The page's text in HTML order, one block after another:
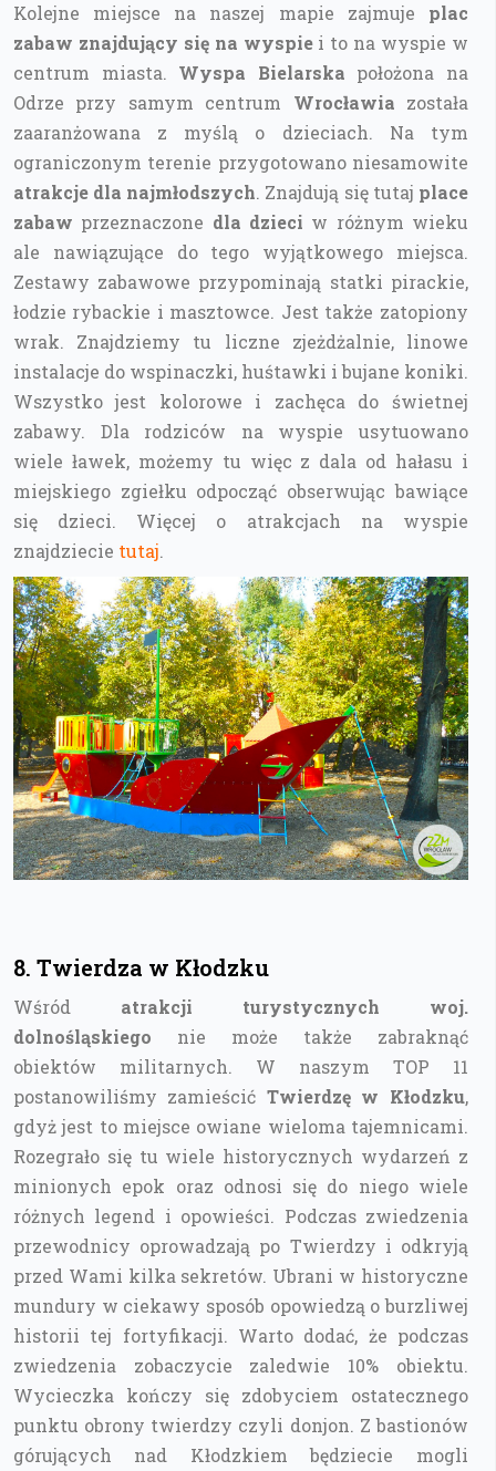
Kolejne miejsce na naszej mapie zajmuje plac
zabaw znajdujący się na wyspiei to na wyspie w
centrum miasta. Wyspa Bielarska położona na
Odrze przy samym centrum Wrocławia została
zaaranżowana z myślą o dzieciach. Na tym
ograniczonym terenie przygotowano niesamowite
atrakcje dla najmłodszych. Znajdują się tutaj place
zabaw przeznaczone dla dzieci w różnym wieku
ale nawiązujące do tego wyjątkowego miejsca.
Zestawy zabawowe przypominają statki pirackie,
łodzie rybackie i masztowce. Jest także zatopiony
wrak. Znajdziemy tu liczne zjeżdżalnie, linowe
instalacje do wspinaczki, huśtawki i bujane koniki.
Wszystko jest kolorowe i zachęca do świetnej
zabawy. Dla rodziców na wyspie usytuowano
wiele ławek, możemy tu więc z dala od hałasu i
miejskiego zgiełku odpocząć obserwując bawiące
się dzieci. Więcej o atrakcjach na wyspie
znajdziecie tutaj.
8. Twierdza w Kłodzku
Wśród atrakcji turystycznych woj.
dolnośląskiego nie może także zabraknąć
obiektów militarnych. W naszym TOP 11
postanowiliśmy zamieścić Twierdzę w Kłodzku,
gdyż jest to miejsce owiane wieloma tajemnicami.
Rozegrało się tu wiele historycznych wydarzeń z
minionych epok oraz odnosi się do niego wiele
różnych legend i opowieści. Podczas zwiedzenia
przewodnicy oprowadzają po Twierdzy i odkryją
przed Wami kilka sekretów. Ubrani w historyczne
mundury w ciekawy sposób opowiedzą o burzliwej
historii tej fortyfikacji. Warto dodać, że podczas
zwiedzenia zobaczycie zaledwie 10% obiektu.
Wycieczka kończy się zdobyciem ostatecznego
punktu obrony twierdzy czyli donjon. Z bastionów
górujących nad Kłodzkiem będziecie mogli